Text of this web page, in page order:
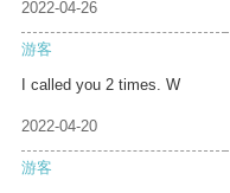
2022-04-26
游客
I called you 2 times. W
2022-04-20
游客